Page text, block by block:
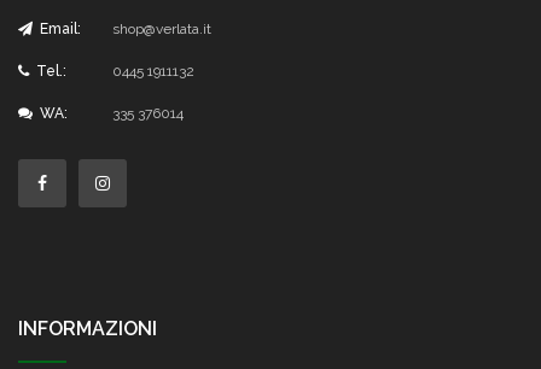
Email: shop@verlata.it
Tel.: 0445 1911132
WA: 335 376014
INFORMAZIONI